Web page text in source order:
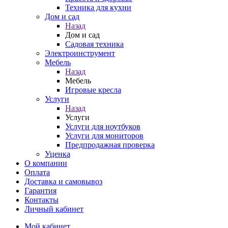
Техника для кухни
Дом и сад
Назад
Дом и сад
Садовая техника
Электроинструмент
Мебель
Назад
Мебель
Игровые кресла
Услуги
Назад
Услуги
Услуги для ноутбуков
Услуги для мониторов
Предпродажная проверка
Уценка
О компании
Оплата
Доставка и самовывоз
Гарантия
Контакты
Личный кабинет
Мой кабинет